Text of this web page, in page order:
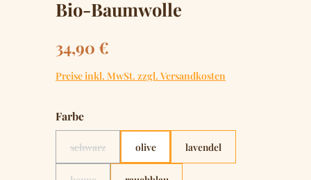
Bio-Baumwolle
Regulärer Preis:
34,90 €
Preise inkl. MwSt. zzgl. Versandkosten
Farbeauswählen
schwarz
(Diese Option ist zurzeit nicht verfügbar.)
olive lavendel